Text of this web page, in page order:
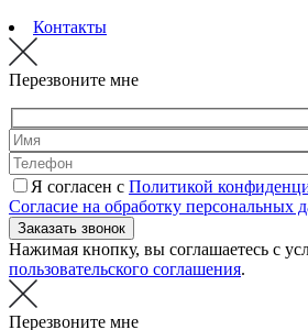
Контакты
Перезвоните мне
Я согласен с Политикой
Согласие на обработку персональных
Нажимая кнопку, вы соглашаетесь с
пользовательского соглашения.
Перезвоните мне